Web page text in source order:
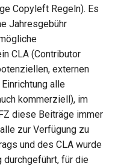
Copyleft Regeln). Es
Jahresgebühr
CLA (Contributor
externen
alle
kommerziell), im
diese Beiträge immer
zur Verfügung zu
und des CLA wurde
durchgeführt, für die